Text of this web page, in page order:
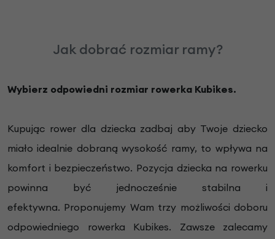
Jak dobrać rozmiar ramy?
Wybierz odpowiedni rozmiar rowerka Kubikes.
Kupując rower dla dziecka zadbaj aby Twoje dziecko
miało idealnie dobraną wysokość ramy, to wpływa na
komfort i bezpieczeństwo. Pozycja dziecka na rowerku
powinna być jednocześnie stabilna i
efektywna. Proponujemy Wam trzy możliwości doboru
odpowiedniego rowerka Kubikes. Zawsze zalecamy